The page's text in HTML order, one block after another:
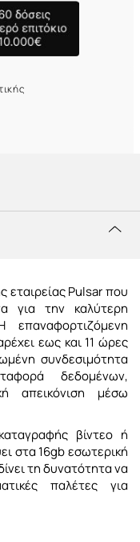
εταιρείας Pulsar που
για την καλύτερη
εως και 11 ώρες
συνδεσιμότητα
δεδομένων,
απεικόνιση μέσω
βίντεο ή
στα 16gb εσωτερική
τη δυνατότητα να
παλέτες για